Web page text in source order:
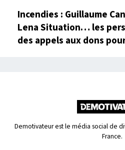
Incendies : Guillaume
Lena Situation… les
des appels aux dons
Demotivateur est le média social de
France.